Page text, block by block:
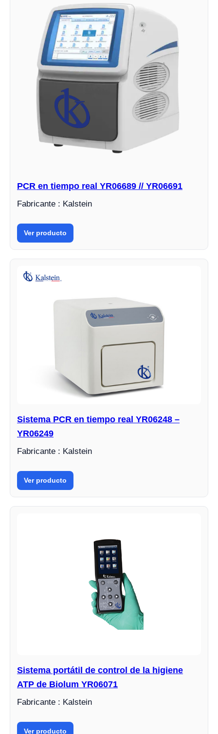
PCR en tiempo real YR06689 // YR06691
Fabricante : Kalstein
Ver producto
Sistema PCR en tiempo real YR06248 –
YR06249
Fabricante : Kalstein
Ver producto
Sistema portátil de control de la higiene
ATP de Biolum YR06071
Fabricante : Kalstein
Ver producto